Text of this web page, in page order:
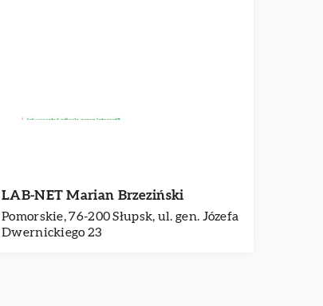
LAB-NET Marian Brzeziński
Pomorskie, 76-200 Słupsk, ul. gen. Józefa
Dwernickiego 23